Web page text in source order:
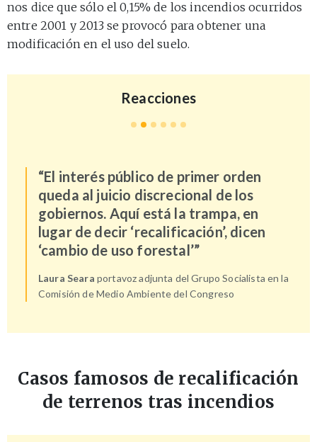
nos dice que sólo el 0,15% de los incendios ocurridos
entre 2001 y 2013 se provocó para obtener una
modificación en el uso del suelo.
Reacciones
“El interés público de primer orden
queda al juicio discrecional de los
gobiernos. Aquí está la trampa, en
lugar de decir ‘recalificación’, dicen
‘cambio de uso forestal’”
Laura Seara portavoz adjunta del Grupo Socialista en la
Comisión de Medio Ambiente del Congreso
Casos famosos de recalificación
de terrenos tras incendios